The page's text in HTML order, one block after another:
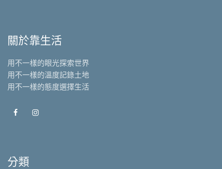
關於靠生活
用不一樣的眼光探索世界
用不一樣的溫度記錄土地
用不一樣的態度選擇生活
分類